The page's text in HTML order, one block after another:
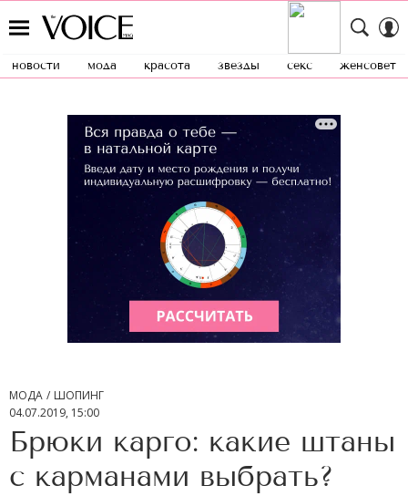
новости мода красота звезды секс женсовет
МОДА
ШОПИНГ
04.07.2019, 15:00
Брюки карго: какие штаны
с карманами выбрать?